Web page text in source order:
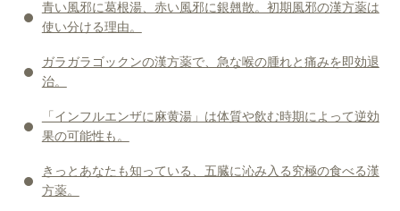
青い風邪に葛根湯、赤い風邪に銀翹散。初期風邪の漢方薬は
使い分ける理由。
ガラガラゴックンの漢方薬で、急な喉の腫れと痛みを即効退
治。
「インフルエンザに麻黄湯」は体質や飲む時期によって逆効
果の可能性も。
きっとあなたも知っている、五臓に沁み入る究極の食べる漢
方薬。